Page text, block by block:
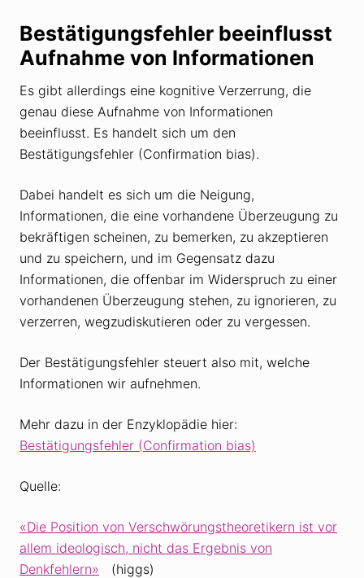
Bestätigungsfehler beeinflusst
Aufnahme von Informationen
Es gibt allerdings eine kognitive Verzerrung, die
genau diese Aufnahme von Informationen
beeinflusst. Es handelt sich um den
Bestätigungsfehler (Confirmation bias).
Dabei handelt es sich um die Neigung,
Informationen, die eine vorhandene Überzeugung zu
bekräftigen scheinen, zu bemerken, zu akzeptieren
und zu speichern, und im Gegensatz dazu
Informationen, die offenbar im Widerspruch zu einer
vorhandenen Überzeugung stehen, zu ignorieren, zu
verzerren, wegzudiskutieren oder zu vergessen.
Der Bestätigungsfehler steuert also mit, welche
Informationen wir aufnehmen.
Mehr dazu in der Enzyklopädie hier:
Bestätigungsfehler (Confirmation bias)
Quelle:
«Die Position von Verschwörungs­theoretikern ist vor
allem ideologisch, nicht das Ergebnis von
Denkfehlern» (higgs)